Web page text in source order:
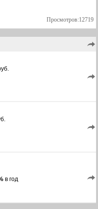
будет выбран, банк
одобренный кредит на карту.
автомобиля.
кредитов Вы можете
из дома без справок и
сроком до 3х лет.
Просмотров:12719
в год